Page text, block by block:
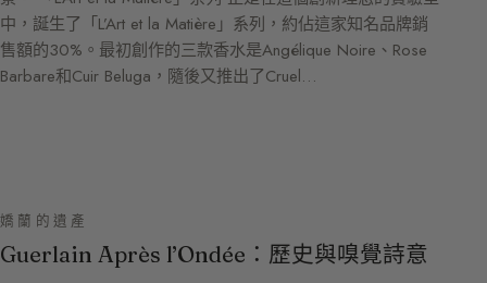
中，誕生了「L’Art et la Matière」系列，約佔這家知名品牌銷
售額的30%。最初創作的三款香水是Angélique Noire、Rose
Barbare和Cuir Beluga，隨後又推出了Cruel…
嬌蘭的遺產
Guerlain Après l’Ondée：歷史與嗅覺詩意